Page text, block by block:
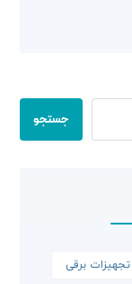
جستجو
تجهیزات برقی